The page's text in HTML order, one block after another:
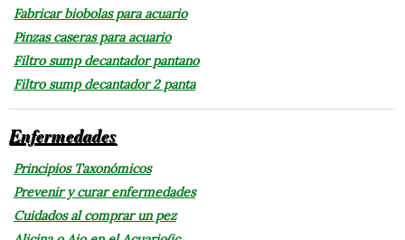
Fabricar biobolas para acuario
Pinzas caseras para acuario
Filtro sump decantador pantano
Filtro sump decantador 2 panta
Enfermedades
Principios Taxonómicos
Prevenir y curar enfermedades
Cuidados al comprar un pez